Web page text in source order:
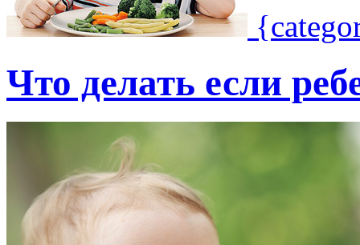
Что делать если